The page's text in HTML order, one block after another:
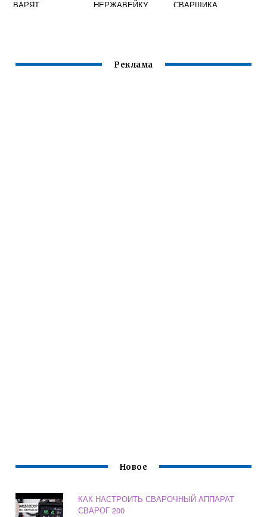
ВАРЯТ
НЕРЖАВЕЙКУ
СВАРЩИКА
Реклама
Новое
КАК НАСТРОИТЬ СВАРОЧНЫЙ АППАРАТ
СВАРОГ 200